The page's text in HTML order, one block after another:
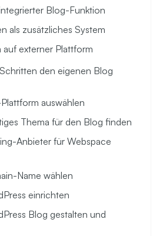
Blog-Funktion
als zusätzliches System
auf externer Plattform
den eigenen Blog
auswählen
Thema für den Blog finden
Anbieter für Webspace
Name wählen
einrichten
Blog gestalten und